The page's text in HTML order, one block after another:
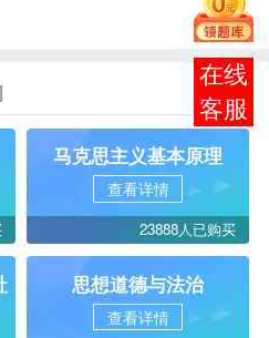
马克思主义基本原理
查看详情
23888人已购买
思想道德与法治
查看详情
在线
客服